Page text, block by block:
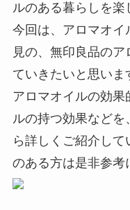
ルのある暮らしを楽
今回は、アロマオ
見の、無印良品の
ていきたいと思いま
アロマオイルの効果
ルの持つ効果など
ら詳しくご紹介し
のある方は是非参考